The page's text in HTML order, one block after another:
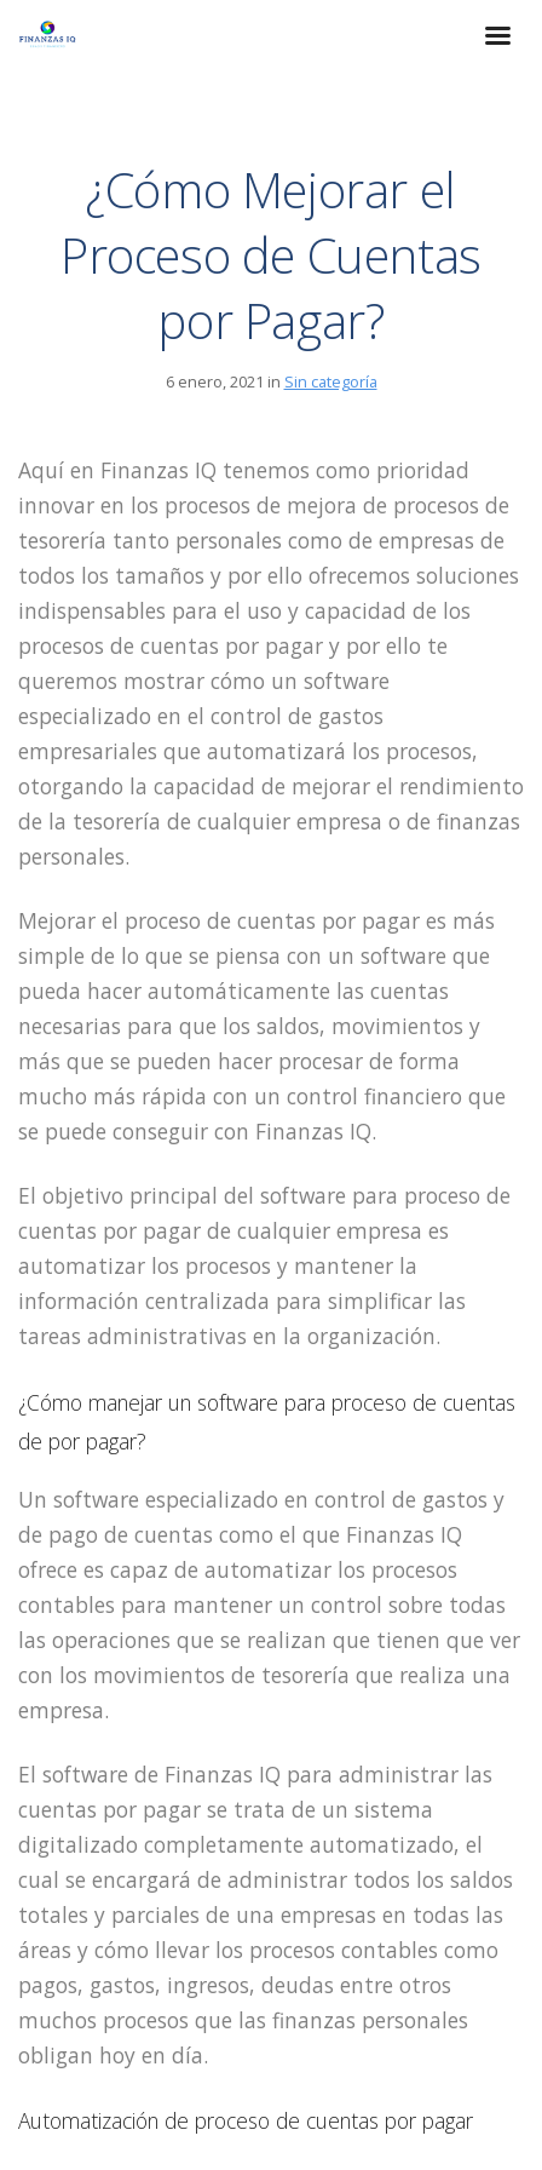
¿Cómo Mejorar el
Proceso de Cuentas
por Pagar?
6 enero, 2021 in Sin categoría
Aquí en Finanzas IQ tenemos como prioridad
innovar en los procesos de mejora de procesos de
tesorería tanto personales como de empresas de
todos los tamaños y por ello ofrecemos soluciones
indispensables para el uso y capacidad de los
procesos de cuentas por pagar y por ello te
queremos mostrar cómo un software
especializado en el control de gastos
empresariales que automatizará los procesos,
otorgando la capacidad de mejorar el rendimiento
de la tesorería de cualquier empresa o de finanzas
personales.
Mejorar el proceso de cuentas por pagar es más
simple de lo que se piensa con un software que
pueda hacer automáticamente las cuentas
necesarias para que los saldos, movimientos y
más que se pueden hacer procesar de forma
mucho más rápida con un control financiero que
se puede conseguir con Finanzas IQ.
El objetivo principal del software para proceso de
cuentas por pagar de cualquier empresa es
automatizar los procesos y mantener la
información centralizada para simplificar las
tareas administrativas en la organización.
¿Cómo manejar un software para proceso de cuentas
de por pagar?
Un software especializado en control de gastos y
de pago de cuentas como el que Finanzas IQ
ofrece es capaz de automatizar los procesos
contables para mantener un control sobre todas
las operaciones que se realizan que tienen que ver
con los movimientos de tesorería que realiza una
empresa.
El software de Finanzas IQ para administrar las
cuentas por pagar se trata de un sistema
digitalizado completamente automatizado, el
cual se encargará de administrar todos los saldos
totales y parciales de una empresas en todas las
áreas y cómo llevar los procesos contables como
pagos, gastos, ingresos, deudas entre otros
muchos procesos que las finanzas personales
obligan hoy en día.
Automatización de proceso de cuentas por pagar